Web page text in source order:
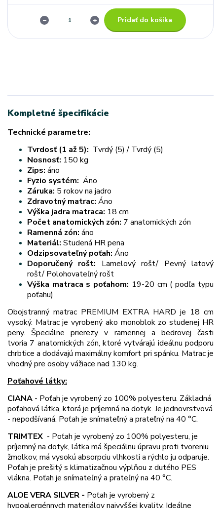
Pridať do košíka
Kompletné špecifikácie
Technické parametre:
Tvrdosť (1 až 5): Tvrdý (5) / Tvrdý (5)
Nosnosť: 150 kg
Zips: áno
Fyzio systém: Áno
Záruka: 5 rokov na jadro
Zdravotný matrac: Áno
Výška jadra matraca: 18 cm
Počet anatomických zón: 7 anatomických zón
Ramenná zón: áno
Materiál: Studená HR pena
Odzipsovateľný poťah: Áno
Doporučený rošt: Lamelový rošt/ Pevný latový
rošt/ Polohovateľný rošt
Výška matraca s poťahom: 19-20 cm ( podľa typu
poťahu)
Obojstranný matrac PREMIUM EXTRA HARD je 18 cm
vysoký. Matrac je vyrobený ako monoblok zo studenej HR
peny. Špeciálne prierezy v ramennej a bedrovej časti
tvoria 7 anatomických zón, ktoré vytvárajú ideálnu podporu
chrbtice a dodávajú maximálny komfort pri spánku. Matrac je
vhodný pre osoby vážiace nad 130 kg.
Poťahové látky:
CIANA - Poťah je vyrobený zo 100% polyesteru. Základná
poťahová látka, ktorá je príjemná na dotyk. Je jednovrstvová
- nepodšívaná. Poťah je snímateľný a prateľný na 40 °C.
TRIMTEX - Poťah je vyrobený zo 100% polyesteru, je
príjemný na dotyk, látka má špeciálnu úpravu proti tvoreniu
žmolkov, má vysokú absorpciu vlhkosti a rýchlo ju odparuje.
Poťah je prešitý s klimatizačnou výplňou z dutého PES
vlákna. Poťah je snímateľný a prateľný na 40 °C.
ALOE VERA SILVER - Poťah je vyrobený z
hypoalergénnych materiálov najvyššej kvality. Ideálne